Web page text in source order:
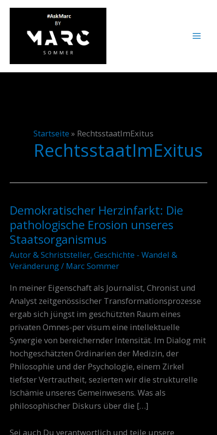
Zum
springen
Startseite » RechtsstaatImExitus
RechtsstaatImExitus
Demokratischer Herzinfarkt: Die
pathologische Erosion unseres
Staatsorganismus
Autor & Schriststeller, Geschichte - Wandel &
Veränderung/ Marc Sommer
In meiner Eigenschaft als Journalist, Chronist und
Analyst zeitgenössischer Transformationsprozesse
ergab sich jüngst im geschützten Raum eines
privaten Omnes-per visum eine intellektuelle
Synergie von bereichernder Intensität. Im Dialog mit
hochgeschätzten Ordinarien der Medizin, der
Philosophie und der Psychologie, einem Zirkel
tiefster Vertrautheit, sezierten wir die strukturelle
Ischämie unseres Gemeinwesens. Was als
philosophischer Diskurs über die […]
Sei auch Du verantwortlich und teile unsere
Demokratischer
Herzinfarkt:
Die
pathologische
Erosion
Staatsorganismus